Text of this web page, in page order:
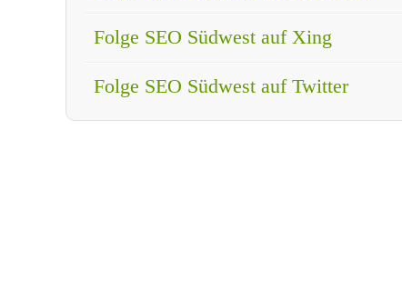
Folge SEO Südwest auf Xing
Folge SEO Südwest auf Twitter